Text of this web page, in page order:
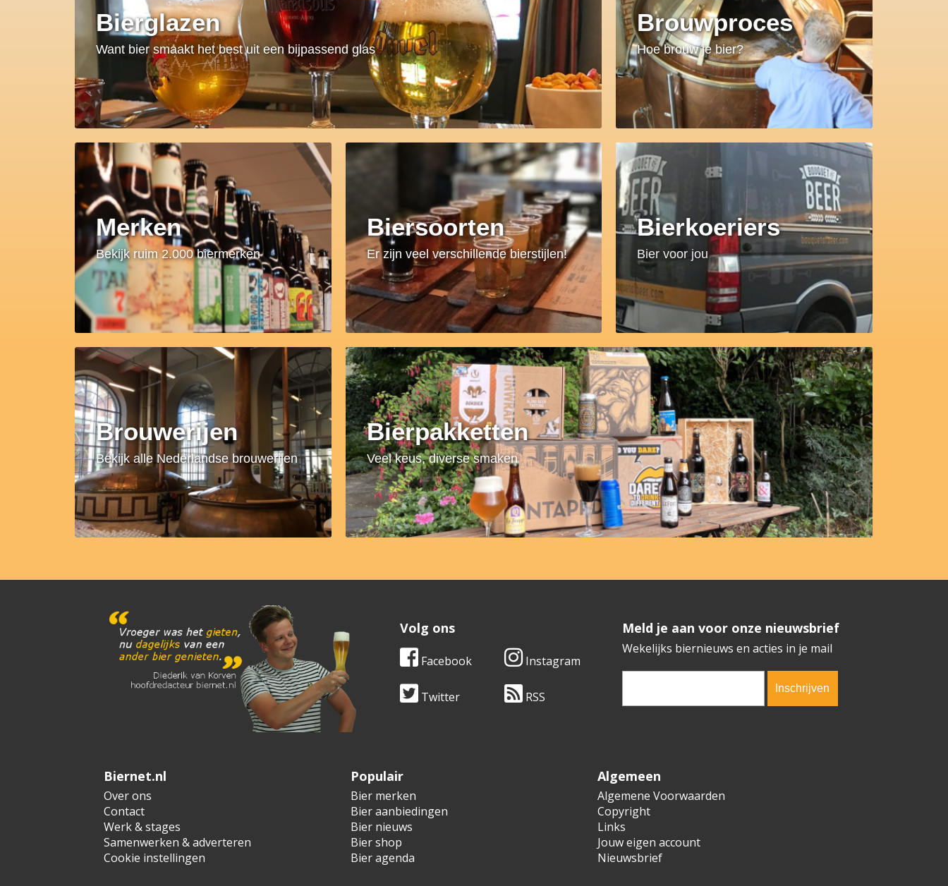
Bierglazen
Want bier smaakt het best uit een bijpassend glas
Brouwproces
Hoe brouw je bier?
Merken
Bekijk ruim 2.000 biermerken
Biersoorten
Er zijn veel verschillende bierstijlen!
Bierkoeriers
Bier voor jou
Brouwerijen
Bekijk alle Nederlandse brouwerijen
Bierpakketten
Veel keus, diverse smaken
Volg ons
Facebook Instagram
Twitter RSS
​​​​​​​Meld je aan voor onze nieuwsbrief
Wekelijks biernieuws en acties in je mail
Biernet.nl
Over ons
Contact
Werk & stages
Samenwerken & adverteren
Cookie instellingen
Populair
Bier merken
Bier aanbiedingen
Bier nieuws
Bier shop
Bier agenda
Algemeen
Algemene Voorwaarden
Copyright
Links
Jouw eigen account
Nieuwsbrief